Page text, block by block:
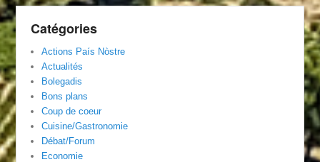
Catégories
Actions País Nòstre
Actualités
Bolegadis
Bons plans
Coup de coeur
Cuisine/Gastronomie
Débat/Forum
Economie